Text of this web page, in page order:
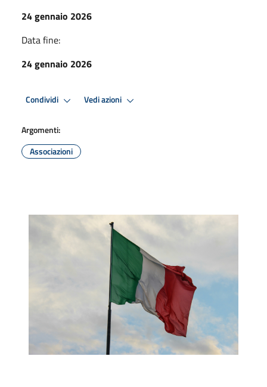
24 gennaio 2026
Data fine:
24 gennaio 2026
Condividi Vedi azioni
Argomenti:
Associazioni